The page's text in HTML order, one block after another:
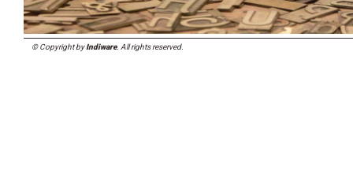
© Copyright byIndiware. All rights reserved.